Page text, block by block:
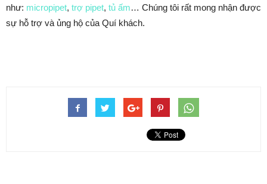
như: micropipet, trợ pipet, tủ ấm… Chúng tôi rất mong nhận được
sự hỗ trợ và ủng hộ của Quí khách.